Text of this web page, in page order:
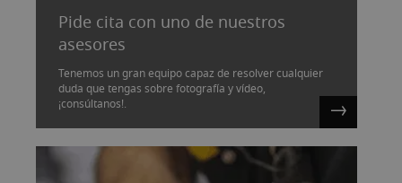
Pide cita con uno de nuestros
asesores
Tenemos un gran equipo capaz de resolver cualquier
duda que tengas sobre fotografía y vídeo,
¡consúltanos!.